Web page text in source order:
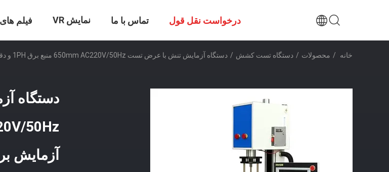
فیلم های نمایش VR تماس با ما درخواست نقل قول
خانه / محصولات / دستگاه تست کشش / دستگاه آزمایش تنش با عرض تست 650mm AC220V/50Hz منبع برق 1PH و دقت ± 1٪ نیروی آزمایش برای آزمایش صنعتی
آزمایش